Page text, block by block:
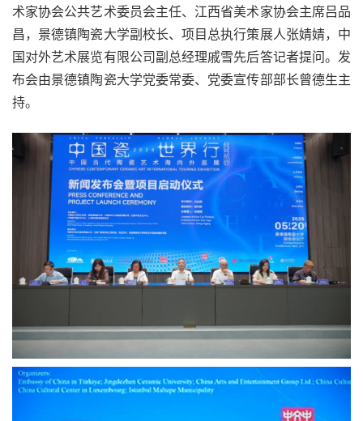
术家协会公共艺术委员会主任、江西省美术家协会主席吕品
昌，景德镇陶瓷大学副校长、项目总执行策展人张婧婧，中
国对外艺术展览有限公司副总经理戚雪先后答记者提问。发
布会由景德镇陶瓷大学党委常委、党委宣传部部长曾德生主
持。